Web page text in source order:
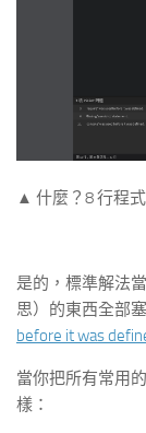
▲ 什麼？8 行程
是的，標準解法
思）的東西全部
before it was
當你把所有常用
樣：